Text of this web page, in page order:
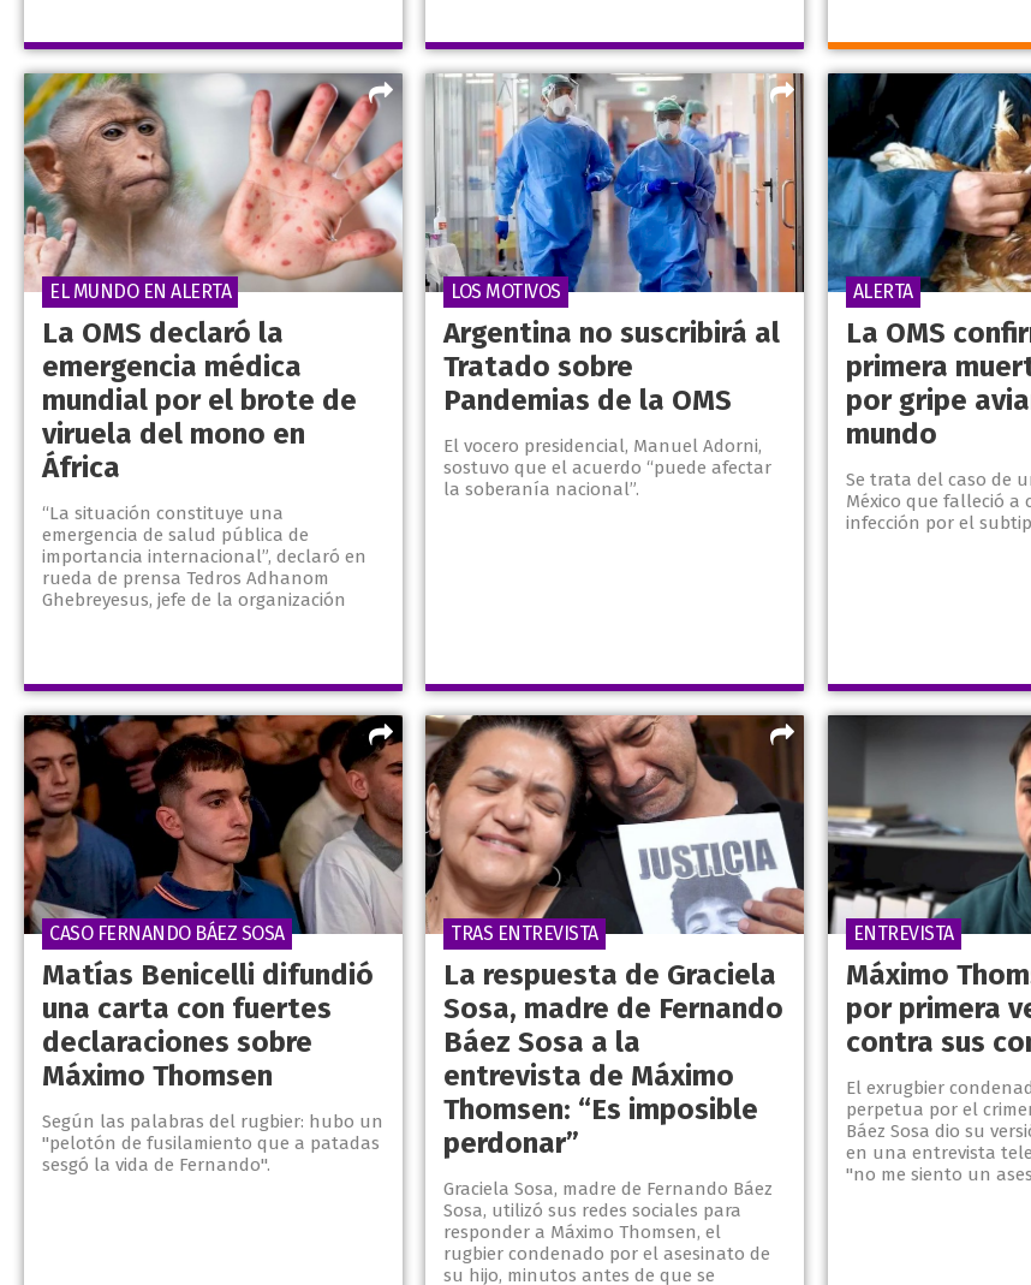
La OMS declaró la
emergencia médica
mundial por el brote de
viruela del mono en
África
“La situación constituye una
emergencia de salud pública de
importancia internacional”, declaró en
rueda de prensa Tedros Adhanom
Ghebreyesus, jefe de la organización
EL MUNDO EN ALERTA
Argentina no suscribirá al
Tratado sobre
Pandemias de la OMS
El vocero presidencial, Manuel Adorni,
sostuvo que el acuerdo “puede afectar
la soberanía nacional”.
LOS MOTIVOS
La OMS
primera
por gripe
mundo
Se trata del caso de
México que falleció a
infección por el
ALERTA
Matías Benicelli difundió
una carta con fuertes
declaraciones sobre
Máximo Thomsen
Según las palabras del rugbier: hubo un
"pelotón de fusilamiento que a patadas
sesgó la vida de Fernando".
CASO FERNANDO BÁEZ SOSA
La respuesta de Graciela
Sosa, madre de Fernando
Báez Sosa a la
entrevista de Máximo
Thomsen: “Es imposible
perdonar”
Graciela Sosa, madre de Fernando Báez
Sosa, utilizó sus redes sociales para
responder a Máximo Thomsen, el
rugbier condenado por el asesinato de
su hijo, minutos antes de que se
TRAS ENTREVISTA
Máximo
por primera
contra sus
El exrugbier
perpetua por el
Báez Sosa dio su
en una entrevista
"no me siento un
ENTREVISTA